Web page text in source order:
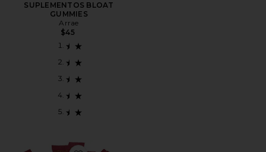
SUPLEMENTOS BLOAT
GUMMIES
Arrae
$45